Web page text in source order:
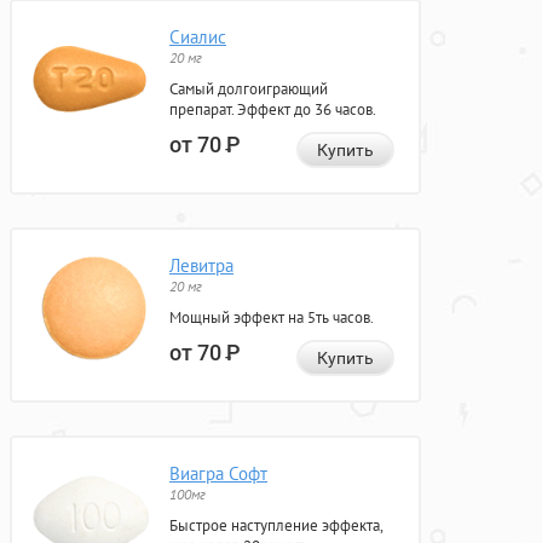
Сиалис
20 мг
Самый долгоиграющий
препарат. Эффект до 36 часов.
от 70Р Купить
Левитра
20 мг
Мощный эффект на 5ть часов.
от 70Р Купить
Виагра Софт
100мг
Быстрое наступление эффекта,